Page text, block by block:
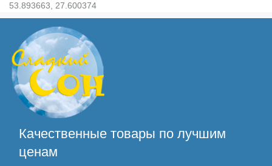
53.893663, 27.600374
Качественные товары по лучшим
ценам